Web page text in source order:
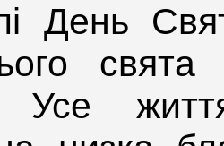
День
Усе